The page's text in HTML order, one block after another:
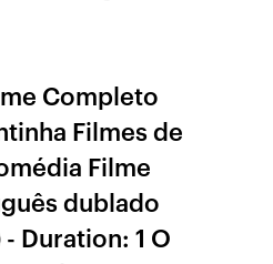
Completo
Filmes de
Filme
dublado
Duration: 1 O